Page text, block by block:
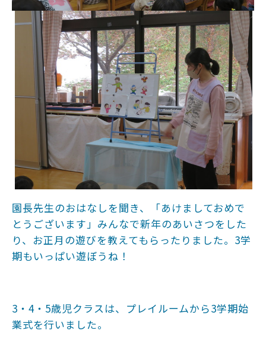
園長先生のおはなしを聞き、「あけましておめで
とうございます」みんなで新年のあいさつをした
り、お正月の遊びを教えてもらったりました。3学
期もいっぱい遊ぼうね！
3・4・5歳児クラスは、プレイルームから3学期始
業式を行いました。